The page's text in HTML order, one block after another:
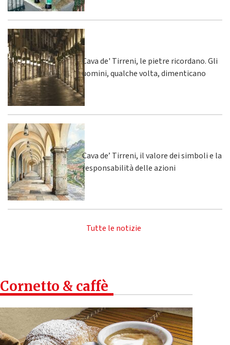
Cava de' Tirreni, le pietre ricordano. Gli
uomini, qualche volta, dimenticano
Cava de’ Tirreni, il valore dei simboli e la
responsabilità delle azioni
Tutte le notizie
Cornetto & caffè